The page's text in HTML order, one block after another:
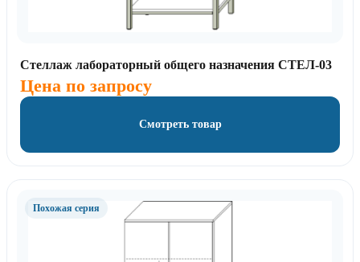
Стеллаж лабораторный общего назначения СТЕЛ-03
Цена по запросу
Смотреть товар
Похожая серия